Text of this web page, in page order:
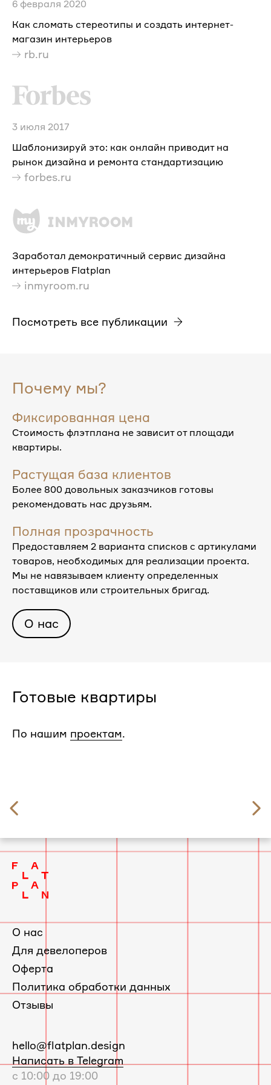
6 февраля 2020
Как сломать стереотипы и создать интернет-
магазин интерьеров
rb.ru
3 июля 2017
Шаблонизируй это: как онлайн приводит на
рынок дизайна и ремонта стандартизацию
forbes.ru
Заработал демократичный сервис дизайна
интерьеров Flatplan
inmyroom.ru
Посмотреть все публикации
Почему мы?
Фиксированная цена
Стоимость флэтплана не зависит от площади
квартиры.
Растущая база клиентов
Более 800 довольных заказчиков готовы
рекомендовать нас друзьям.
Полная прозрачность
Предоставляем 2 варианта списков с артикулами
товаров, необходимых для реализации проекта.
Мы не навязываем клиенту определенных
поставщиков или строительных бригад.
О нас
Готовые квартиры
По нашим проектам.
Фрёкен Снорк
О нас
Для девелоперов
Оферта
Политика обработки данных
Отзывы
E-
mail:
hello@flatplan.design
Написать в Telegram
с 10:00 до 19:00